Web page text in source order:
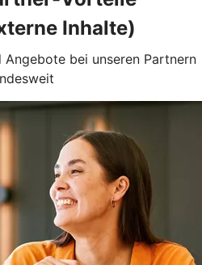
Inhalte)
Angebote bei unseren Partnern